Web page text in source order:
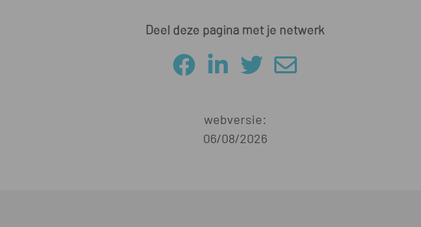
Deel deze pagina met je netwerk
webversie:
06/08/2026